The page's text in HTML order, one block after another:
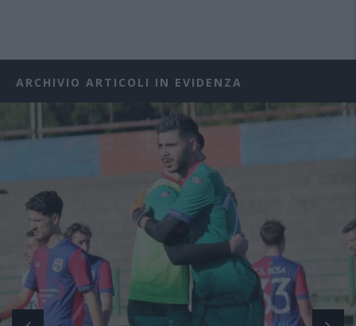
ARCHIVIO ARTICOLI IN EVIDENZA